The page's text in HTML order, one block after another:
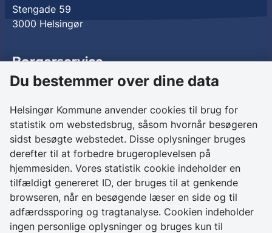
Stengade 59
3000 Helsingør
Borgerservice
Birkedalsvej 27
Kontakt os
+ 45 49 28 28 28
CVR 64 50 20 18
Skriv sikkert til
Helsingør Kommune
Du bestemmer over dine data
Helsingør Kommune anvender cookies til brug for
statistik om webstedsbrug, såsom hvornår besøgeren
sidst besøgte webstedet. Disse oplysninger bruges
derefter til at forbedre brugeroplevelsen på
hjemmesiden. Vores statistik cookie indeholder en
tilfældigt genereret ID, der bruges til at genkende
browseren, når en besøgende læser en side og til
adfærdssporing og tragtanalyse. Cookien indeholder
ingen personlige oplysninger og bruges kun til